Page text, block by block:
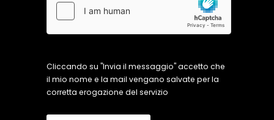
Cliccando su "Invia il messaggio" accetto che
il mio nome e la mail vengano salvate per la
corretta erogazione del servizio